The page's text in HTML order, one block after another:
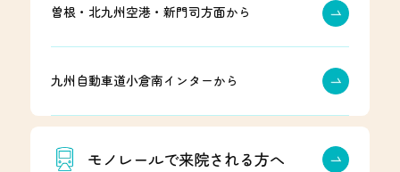
曽根・北九州空港・新門司方面から
九州自動車道小倉南インターから
モノレールで来院される方へ